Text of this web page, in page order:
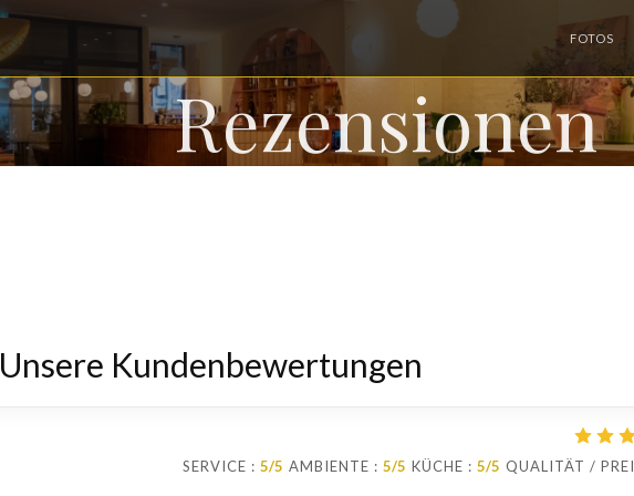
FOTOS
Rezensionen
Unsere Kundenbewertungen
SERVICE : 5/5 AMBIENTE : 5/5 KÜCHE : 5/5 QUALITÄT /